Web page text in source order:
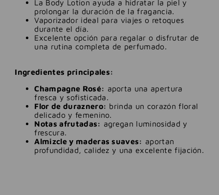
La Body Lotion ayuda a hidratar la piel y
prolongar la duración de la fragancia.
Vaporizador ideal para viajes o retoques
durante el día.
Excelente opción para regalar o disfrutar de
una rutina completa de perfumado.
Ingredientes principales:
Champagne Rosé: aporta una apertura
fresca y sofisticada.
Flor de duraznero: brinda un corazón floral
delicado y femenino.
Notas afrutadas: agregan luminosidad y
frescura.
Almizcle y maderas suaves: aportan
profundidad, calidez y una excelente fijación.